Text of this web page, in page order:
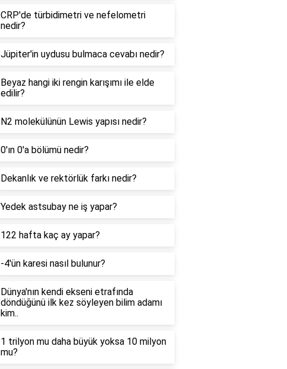
CRP'de türbidimetri ve nefelometri
nedir?
Jüpiter'in uydusu bulmaca cevabı nedir?
Beyaz hangi iki rengin karışımı ile elde
edilir?
N2 molekülünün Lewis yapısı nedir?
0'ın 0'a bölümü nedir?
Dekanlık ve rektörlük farkı nedir?
Yedek astsubay ne iş yapar?
122 hafta kaç ay yapar?
-4'ün karesi nasıl bulunur?
Dünya'nın kendi ekseni etrafında
döndüğünü ilk kez söyleyen bilim adamı
kim..
1 trilyon mu daha büyük yoksa 10 milyon
mu?